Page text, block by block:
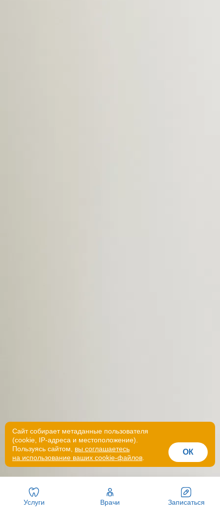
Услуги Врачи Записаться
Напишите нам в Telegram
Сайт собирает метаданные пользователя
(cookie, IP-адреса и местоположение).
Пользуясь сайтом, вы соглашаетесь
на использование ваших cookie-файлов
ОК